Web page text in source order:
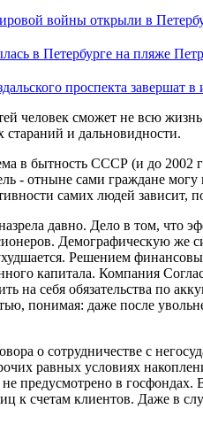
войны открыли в
в Петербурге на пляже
проспекта завершат
человек сможет не всю
стараний и дальновидности.
в бытность СССР (и до 2002
- отныне сами граждане
самих людей зависит,
давно. Дело в том, что
Демографическую же
Решением
капитала. Компания
на себя обязательства по
понимая: даже после
о сотрудничестве с
равных условиях
предусмотрено в
к счетам клиентов. Даже в